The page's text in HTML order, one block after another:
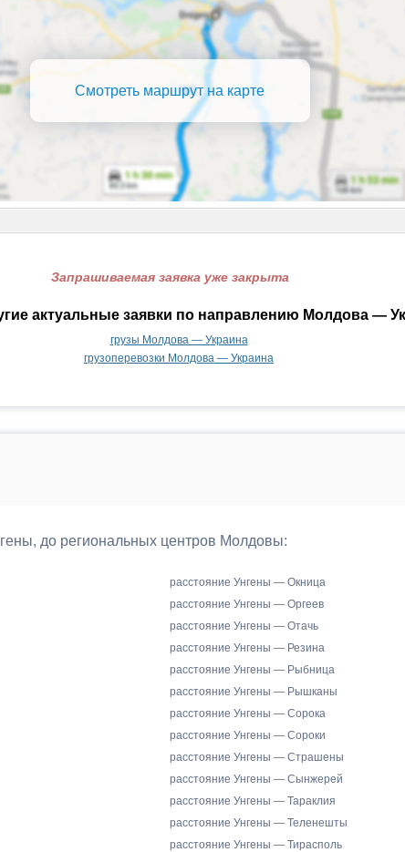
Смотреть маршрут на карте
Запрашиваемая заявка уже закрыта
актуальные заявки по направлению Молдова —
грузы Молдова — Украина
грузоперевозки Молдова — Украина
до региональных центров Молдовы:
расстояние Унгены — Окница
расстояние Унгены — Оргеев
расстояние Унгены — Отачь
расстояние Унгены — Резина
расстояние Унгены — Рыбница
расстояние Унгены — Рышканы
расстояние Унгены — Сорока
расстояние Унгены — Сороки
расстояние Унгены — Страшены
расстояние Унгены — Сынжерей
расстояние Унгены — Тараклия
расстояние Унгены — Теленешты
расстояние Унгены — Тирасполь